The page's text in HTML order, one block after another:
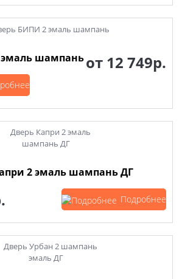
шампань от 12 749р.
2 эмаль шампань ДГ
Подробнее